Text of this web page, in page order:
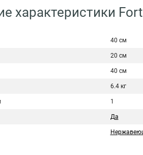
характеристики
40 см
20 см
40 см
6.4 кг
1
Да